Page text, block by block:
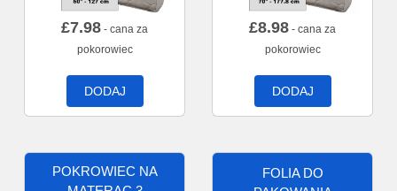
£7.98 - cana za
pokorowiec
DODAJ
£8.98 - cana za
pokorowiec
DODAJ
POKROWIEC NA
FOLIA DO